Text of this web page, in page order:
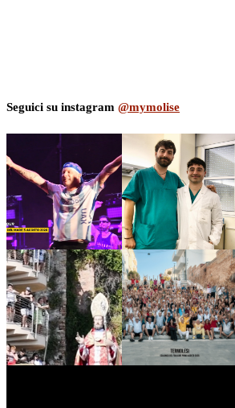
Seguici su instagram @mymolise